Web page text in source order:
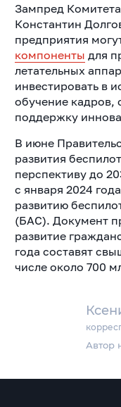
Автор
Зампред
Константин
предприятия
компоненты для
летательных
инвестировать в
обучение кадров,
поддержку
В июне
развития
перспективу до
с января 2024
развитию
(БАС). Документ
развитие
года составят
числе около 700